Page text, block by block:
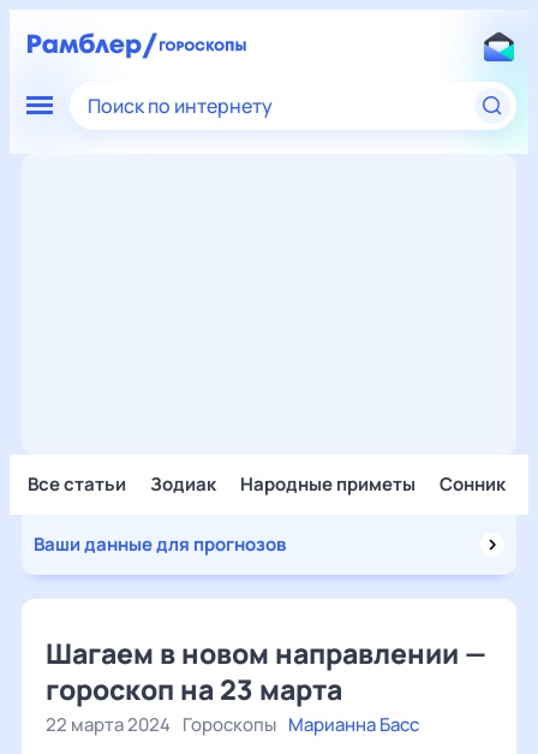
Поиск по интернету
Все статьи Зодиак Народные приметы Сонник
Ваши данные для прогнозов
Шагаем в новом направлении —
гороскоп на 23 марта
22 марта 2024 Гороскопы Марианна Басс